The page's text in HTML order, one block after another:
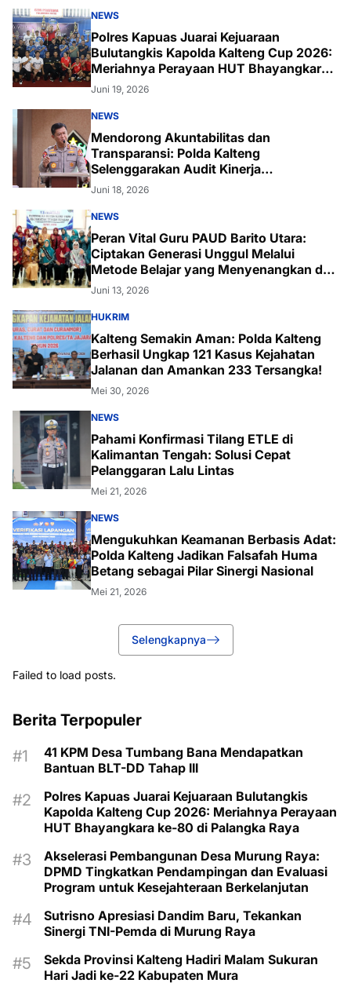
NEWS
Polres Kapuas Juarai Kejuaraan
Bulutangkis Kapolda Kalteng Cup 2026:
Meriahnya Perayaan HUT Bhayangkara
ke-80 di Palangka Raya
Juni 19, 2026
NEWS
Mendorong Akuntabilitas dan
Transparansi: Polda Kalteng
Selenggarakan Audit Kinerja
Komprehensif Bersama Itwasum Polri
Juni 18, 2026
NEWS
Peran Vital Guru PAUD Barito Utara:
Ciptakan Generasi Unggul Melalui
Metode Belajar yang Menyenangkan dan
Inovatif
Juni 13, 2026
HUKRIM
Kalteng Semakin Aman: Polda Kalteng
Berhasil Ungkap 121 Kasus Kejahatan
Jalanan dan Amankan 233 Tersangka!
Mei 30, 2026
NEWS
Pahami Konfirmasi Tilang ETLE di
Kalimantan Tengah: Solusi Cepat
Pelanggaran Lalu Lintas
Mei 21, 2026
NEWS
Mengukuhkan Keamanan Berbasis Adat:
Polda Kalteng Jadikan Falsafah Huma
Betang sebagai Pilar Sinergi Nasional
Mei 21, 2026
Selengkapnya
Failed to load posts.
Berita Terpopuler
41 KPM Desa Tumbang Bana Mendapatkan
Bantuan BLT-DD Tahap III
Polres Kapuas Juarai Kejuaraan Bulutangkis
Kapolda Kalteng Cup 2026: Meriahnya Perayaan
HUT Bhayangkara ke-80 di Palangka Raya
Akselerasi Pembangunan Desa Murung Raya:
DPMD Tingkatkan Pendampingan dan Evaluasi
Program untuk Kesejahteraan Berkelanjutan
Sutrisno Apresiasi Dandim Baru, Tekankan
Sinergi TNI-Pemda di Murung Raya
Sekda Provinsi Kalteng Hadiri Malam Sukuran
Hari Jadi ke-22 Kabupaten Mura